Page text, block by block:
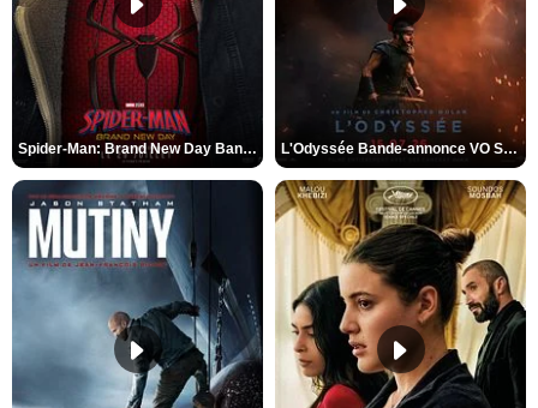
Spider-Man: Brand New Day Bande-annonce VO STFR L'Odyssée Bande-annonce VO STFR